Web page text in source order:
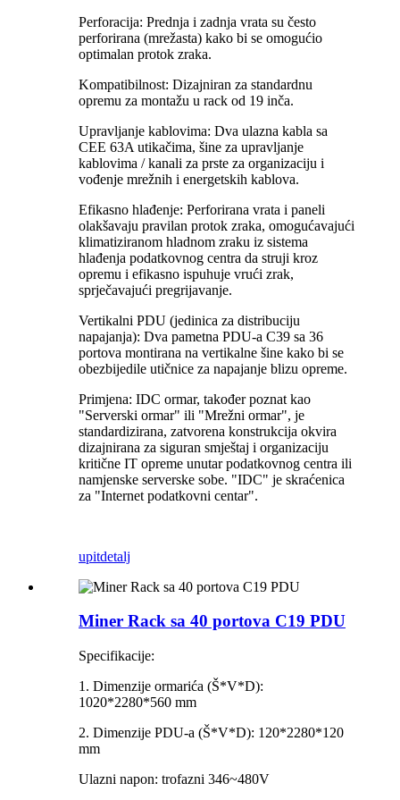
Perforacija: Prednja i zadnja vrata su često
perforirana (mrežasta) kako bi se omogućio
optimalan protok zraka.
Kompatibilnost: Dizajniran za standardnu ​​
opremu za montažu u rack od 19 inča.
Upravljanje kablovima: Dva ulazna kabla sa
CEE 63A utikačima, šine za upravljanje
kablovima / kanali za prste za organizaciju i
vođenje mrežnih i energetskih kablova.
Efikasno hlađenje: Perforirana vrata i paneli
olakšavaju pravilan protok zraka, omogućavajući
klimatiziranom hladnom zraku iz sistema
hlađenja podatkovnog centra da struji kroz
opremu i efikasno ispuhuje vrući zrak,
sprječavajući pregrijavanje.
Vertikalni PDU (jedinica za distribuciju
napajanja): Dva pametna PDU-a C39 sa 36
portova montirana na vertikalne šine kako bi se
obezbijedile utičnice za napajanje blizu opreme.
Primjena: IDC ormar, također poznat kao
"Serverski ormar" ili "Mrežni ormar", je
standardizirana, zatvorena konstrukcija okvira
dizajnirana za siguran smještaj i organizaciju
kritične IT opreme unutar podatkovnog centra ili
namjenske serverske sobe. "IDC" je skraćenica
za "Internet podatkovni centar".
upitdetalj
Miner Rack sa 40 portova C19 PDU
Specifikacije:
1. Dimenzije ormarića (Š*V*D):
1020*2280*560 mm
2. Dimenzije PDU-a (Š*V*D): 120*2280*120
mm
Ulazni napon: trofazni 346~480V